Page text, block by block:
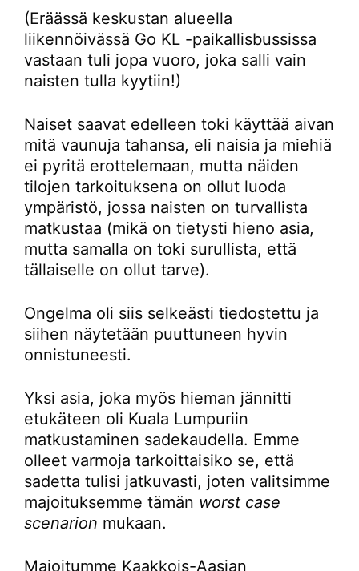
(Eräässä keskustan alueella
liikennöivässä Go KL -paikallisbussissa
vastaan tuli jopa vuoro, joka salli vain
naisten tulla kyytiin!)
Naiset saavat edelleen toki käyttää aivan
mitä vaunuja tahansa, eli naisia ja miehiä
ei pyritä erottelemaan, mutta näiden
tilojen tarkoituksena on ollut luoda
ympäristö, jossa naisten on turvallista
matkustaa (mikä on tietysti hieno asia,
mutta samalla on toki surullista, että
tällaiselle on ollut tarve).
Ongelma oli siis selkeästi tiedostettu ja
siihen näytetään puuttuneen hyvin
onnistuneesti.
Yksi asia, joka myös hieman jännitti
etukäteen oli Kuala Lumpuriin
matkustaminen sadekaudella. Emme
olleet varmoja tarkoittaisiko se, että
sadetta tulisi jatkuvasti, joten valitsimme
majoituksemme tämän worst case
scenarion mukaan.
Majoitumme Kaakkois-Aasian